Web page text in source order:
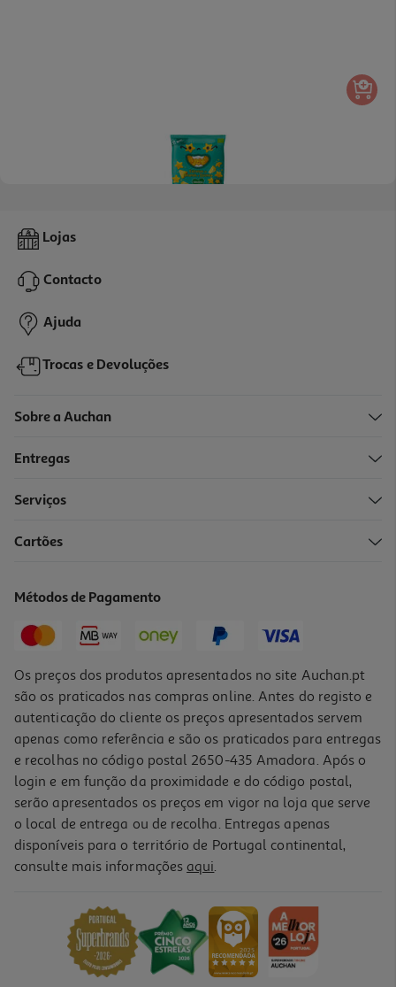
Snack Bledina Bio Estrelas Ananás E Quinoa 20g
0,99 €
Bolachas Blédina Mini Crackers Bio 30g
Lojas
Contacto
Ajuda
Trocas e Devoluções
Sobre a Auchan
Entregas
Serviços
Cartões
Métodos de Pagamento
Os preços dos produtos apresentados no site Auchan.pt
são os praticados nas compras online. Antes do registo e
autenticação do cliente os preços apresentados servem
apenas como referência e são os praticados para entregas
e recolhas no código postal 2650-435 Amadora. Após o
login e em função da proximidade e do código postal,
serão apresentados os preços em vigor na loja que serve
o local de entrega ou de recolha. Entregas apenas
disponíveis para o território de Portugal continental,
consulte mais informações aqui.